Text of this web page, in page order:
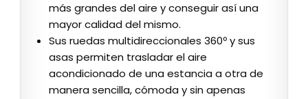
más grandes del aire y conseguir así una
mayor calidad del mismo.
Sus ruedas multidireccionales 360º y sus
asas permiten trasladar el aire
acondicionado de una estancia a otra de
manera sencilla, cómoda y sin apenas